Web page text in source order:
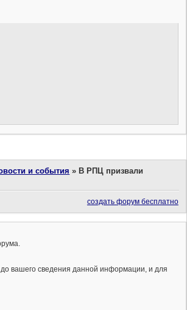
и события » В РПЦ призвали
создать форум бесплатно
вашего сведения данной информации, и для